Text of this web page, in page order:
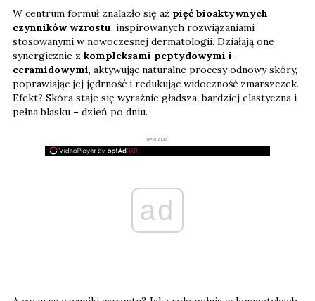
W centrum formuł znalazło się aż pięć bioaktywnych
czynników wzrostu, inspirowanych rozwiązaniami
stosowanymi w nowoczesnej dermatologii. Działają one
synergicznie z kompleksami peptydowymi i
ceramidowymi, aktywując naturalne procesy odnowy skóry,
poprawiając jej jędrność i redukując widoczność zmarszczek.
Efekt? Skóra staje się wyraźnie gładsza, bardziej elastyczna i
pełna blasku – dzień po dniu.
REKLAMA
ad